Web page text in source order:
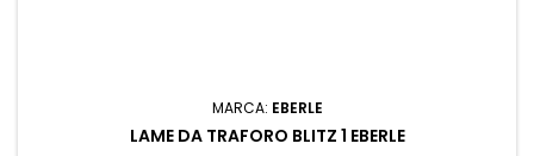
MARCA: EBERLE
LAME DA TRAFORO BLITZ 1 EBERLE